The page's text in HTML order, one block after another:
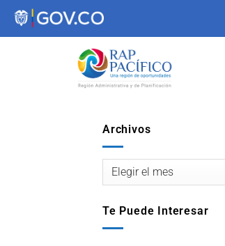
contenido
Archivos
Te Puede Interesar